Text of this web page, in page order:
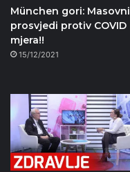
München gori: Masovni
prosvjedi protiv COVID
mjera!!
15/12/2021